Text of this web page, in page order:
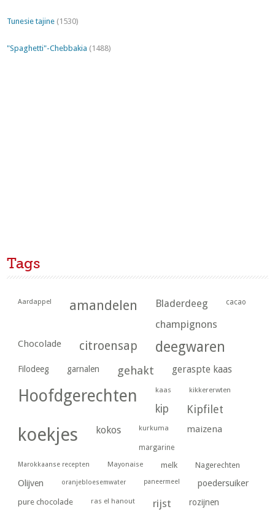
Tunesie tajine (1530)
"Spaghetti"-Chebbakia (1488)
Tags
Aardappel amandelen Bladerdeeg cacao
champignons
Chocolade citroensap deegwaren
Filodeeg garnalen gehakt geraspte kaas
Hoofdgerechten kaas kikkererwten
kip Kipfilet
koekjes kokos kurkuma maizena
margarine
Marokkaanse recepten Mayonaise melk Nagerechten
Olijven oranjebloesemwater paneermeel poedersuiker
pure chocolade ras el hanout rijst rozijnen